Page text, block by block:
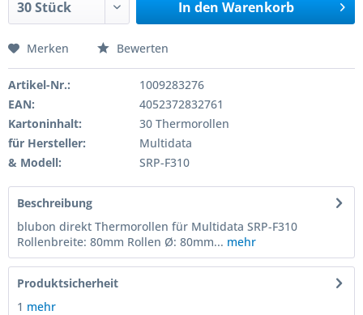
In den Warenkorb
Merken Bewerten
Artikel-Nr.:
1009283276
EAN:
4052372832761
Kartoninhalt:
30 Thermorollen
für Hersteller:
Multidata
& Modell:
SRP-F310
Beschreibung
blubon direkt Thermorollen für Multidata SRP-F310
Rollenbreite: 80mm Rollen Ø: 80mm... mehr
Produktsicherheit
1 mehr